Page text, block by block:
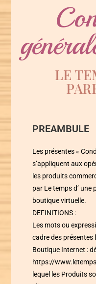
LE
PREAMBULE
Les présentes «
s’appliquent aux
les produits
par Le temps d’ une
boutique virtuelle.
DEFINITIONS :
Les mots ou
cadre des
Boutique Internet :
https://
lequel les Produits